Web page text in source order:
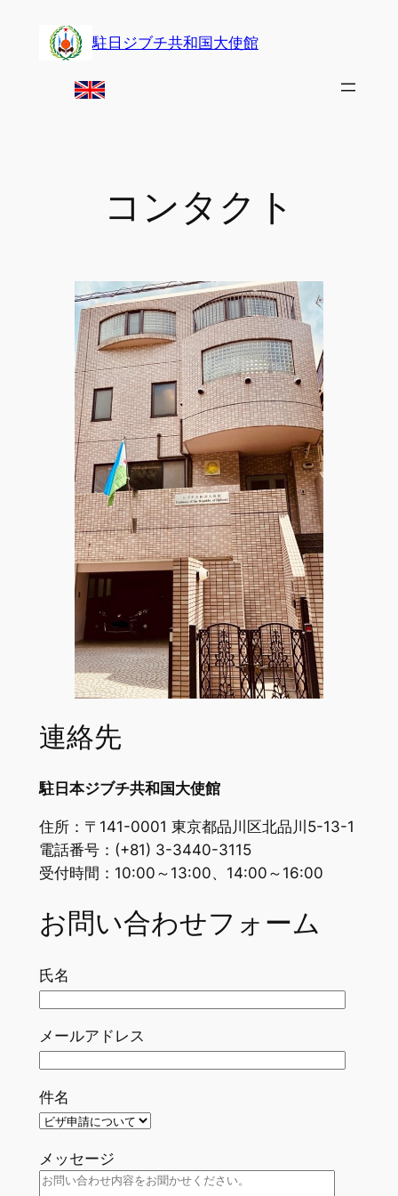
content
駐日ジブチ共和国大使館
コンタクト
連絡先
駐日 本ジブチ共和国大使館
住所：〒141-0001 東京都品川区北品川5-13-1
電話番号：(+81) 3-3440-3115
受付時間：10:00～13:00、14:00～16:00
お問い合わせフォーム
氏名
メールアドレス
件名
メッセージ